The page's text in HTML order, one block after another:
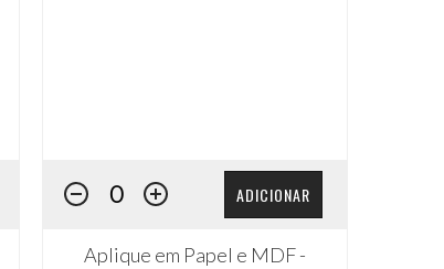
ADICIONAR
Aplique em Papel e MDF -